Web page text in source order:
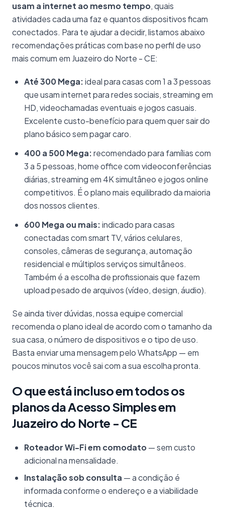
usam a internet ao mesmo tempo, quais
atividades cada uma faz e quantos dispositivos ficam
conectados. Para te ajudar a decidir, listamos abaixo
recomendações práticas com base no perfil de uso
mais comum em Juazeiro do Norte - CE:
Até 300 Mega:ideal para casas com 1 a 3 pessoas
que usam internet para redes sociais, streaming em
HD, videochamadas eventuais e jogos casuais.
Excelente custo-benefício para quem quer sair do
plano básico sem pagar caro.
400 a 500 Mega:recomendado para famílias com
3 a 5 pessoas, home office com videoconferências
diárias, streaming em 4K simultâneo e jogos online
competitivos. É o plano mais equilibrado da maioria
dos nossos clientes.
600 Mega ou mais:indicado para casas
conectadas com smart TV, vários celulares,
consoles, câmeras de segurança, automação
residencial e múltiplos serviços simultâneos.
Também é a escolha de profissionais que fazem
upload pesado de arquivos (vídeo, design, áudio).
Se ainda tiver dúvidas, nossa equipe comercial
recomenda o plano ideal de acordo com o tamanho da
sua casa, o número de dispositivos e o tipo de uso.
Basta enviar uma mensagem pelo WhatsApp — em
poucos minutos você sai com a sua escolha pronta.
O que está incluso em todos os
planos da Acesso Simples em
Juazeiro do Norte - CE
Roteador Wi-Fi em comodato— sem custo
adicional na mensalidade.
Instalação sob consulta — a condição é
informada conforme o endereço e a viabilidade
técnica.